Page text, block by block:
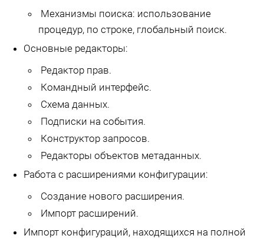
Механизмы поиска: использование
процедур, по строке, глобальный поиск.
Основные редакторы:
Редактор прав.
Командный интерфейс.
Схема данных.
Подписки на события.
Конструктор запросов.
Редакторы объектов метаданных.
Работа с расширениями конфигурации:
Создание нового расширения.
Импорт расширений.
Импорт конфигураций, находящихся на полной